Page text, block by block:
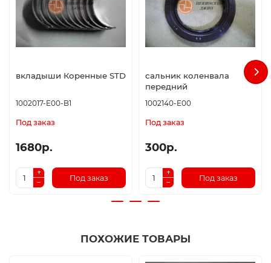
вкладыши Коренные STD
1002017-E00-B1
Под заказ
1680р.
Под заказ
сальник коленвала
передний
1002140-E00
Под заказ
300р.
Под заказ
ПОХОЖИЕ ТОВАРЫ